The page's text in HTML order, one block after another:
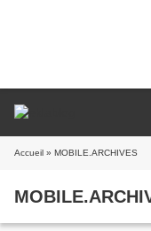
Accueil » MOBILE.ARCHIVES